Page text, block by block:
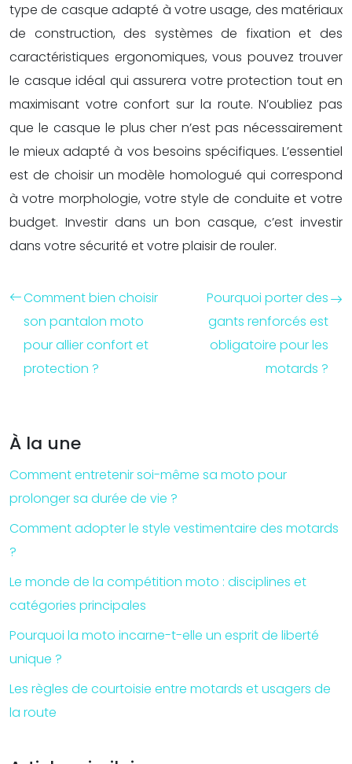
type de casque adapté à votre usage, des matériaux
de construction, des systèmes de fixation et des
caractéristiques ergonomiques, vous pouvez trouver
le casque idéal qui assurera votre protection tout en
maximisant votre confort sur la route. N’oubliez pas
que le casque le plus cher n’est pas nécessairement
le mieux adapté à vos besoins spécifiques. L’essentiel
est de choisir un modèle homologué qui correspond
à votre morphologie, votre style de conduite et votre
budget. Investir dans un bon casque, c’est investir
dans votre sécurité et votre plaisir de rouler.
Comment bien choisir
son pantalon moto
pour allier confort et
protection ?
Pourquoi porter des
gants renforcés est
obligatoire pour les
motards ?
À la une
Comment entretenir soi-même sa moto pour
prolonger sa durée de vie ?
Comment adopter le style vestimentaire des motards
?
Le monde de la compétition moto : disciplines et
catégories principales
Pourquoi la moto incarne-t-elle un esprit de liberté
unique ?
Les règles de courtoisie entre motards et usagers de
la route